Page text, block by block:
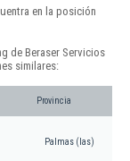
en la posición
de Beraser Servicios
similares:
Provincia
Palmas (las)